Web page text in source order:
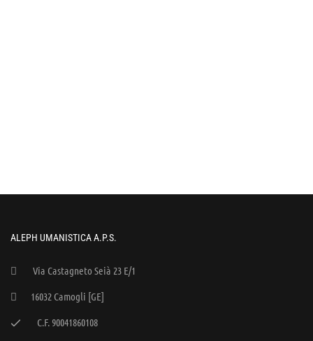
ALEPH UMANISTICA A.P.S.
Via Castagneto Seià 23 E/1
16032 Camogli [GE]
C.F. 90041860108